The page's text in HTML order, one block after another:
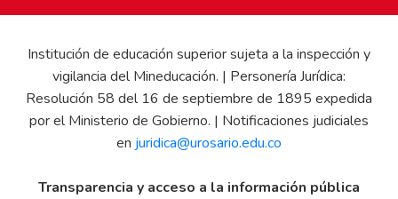
Institución de educación superior sujeta a la inspección y
vigilancia del Mineducación. | Personería Jurídica:
Resolución 58 del 16 de septiembre de 1895 expedida
por el Ministerio de Gobierno. | Notificaciones judiciales
en juridica@urosario.edu.co
Transparencia y acceso a la información pública